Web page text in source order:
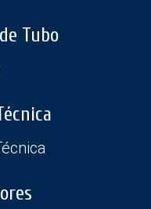
Tubo